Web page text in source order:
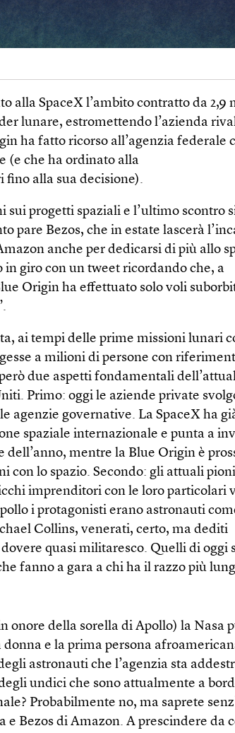
alla SpaceX l’ambito contratto da 2,9
lunare, estromettendo l’azienda
ha fatto ricorso all’agenzia federale
(e che ha ordinato alla
fino alla sua decisione).
sui progetti spaziali e l’ultimo scontro
pare Bezos, che in estate lascerà
anche per dedicarsi di più allo
in giro con un tweet ricordando che, a
Origin ha effettuato solo voli
ai tempi delle prime missioni lunari
a milioni di persone con
due aspetti fondamentali
Primo: oggi le aziende private
agenzie governative. La SpaceX ha
spaziale internazionale e punta a
dell’anno, mentre la Blue Origin è
con lo spazio. Secondo: gli attuali
imprenditori con le loro particolari
i protagonisti erano astronauti
Collins, venerati, certo, ma dediti
quasi militaresco. Quelli di oggi
fanno a gara a chi ha il razzo più
onore della sorella di Apollo) la Nasa
e la prima persona
astronauti che l’agenzia sta
undici che sono attualmente a
Probabilmente no, ma saprete
e Bezos di Amazon. A prescindere da